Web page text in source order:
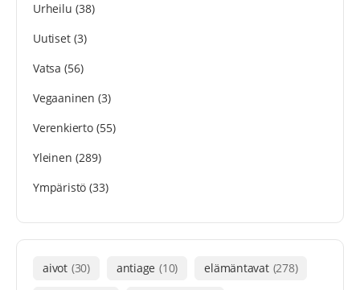
Urheilu (38)
Uutiset(3)
Vatsa (56)
Vegaaninen (3)
Verenkierto(55)
Yleinen (289)
Ympäristö (33)
aivot (30) antiage (10) elämäntavat (278)